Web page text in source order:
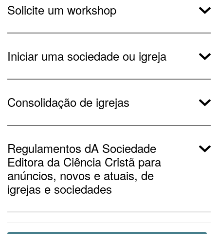
Solicite um workshop
Iniciar uma sociedade ou igreja
Consolidação de igrejas
Regulamentos dA Sociedade
Editora da Ciência Cristã para
anúncios, novos e atuais, de
igrejas e sociedades